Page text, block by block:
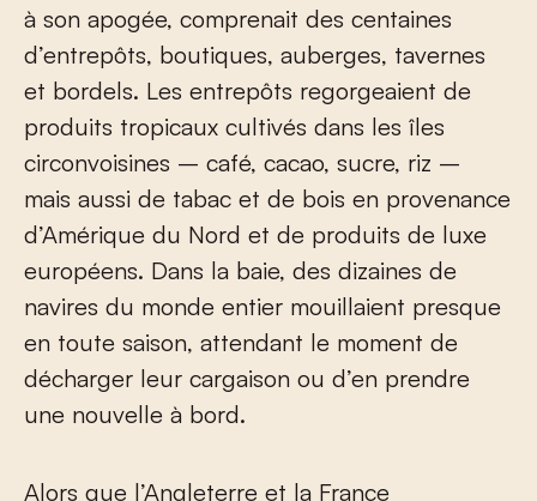
à son apogée, comprenait des centaines
d’entrepôts, boutiques, auberges, tavernes
et bordels. Les entrepôts regorgeaient de
produits tropicaux cultivés dans les îles
circonvoisines – café, cacao, sucre, riz –
mais aussi de tabac et de bois en provenance
d’Amérique du Nord et de produits de luxe
européens. Dans la baie, des dizaines de
navires du monde entier mouillaient presque
en toute saison, attendant le moment de
décharger leur cargaison ou d’en prendre
une nouvelle à bord.
Alors que l’Angleterre et la France